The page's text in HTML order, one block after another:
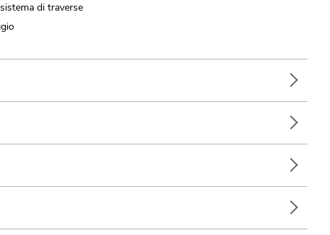
di traverse